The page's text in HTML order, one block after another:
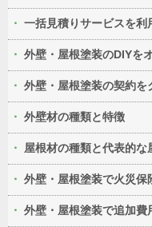
一括見積りサービスを利
外壁・屋根塗装のDIYを
外壁・屋根塗装の契約
外壁材の種類と特徴
屋根材の種類と代表的な
外壁・屋根塗装で火災
外壁・屋根塗装で追加費